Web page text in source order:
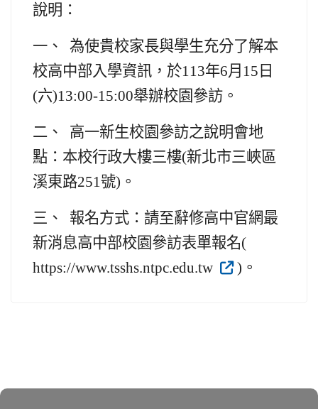
說明：
一、 為使貴校家長與學生充分了解本
校高中部入學資訊，於113年6月15日
(六)13:00-15:00舉辦校園參訪 。
二、 高一新生校園參訪之說明會地
點：本校行政大樓三樓(新北市三峽區
溪東路251號)。
三、 報名方式：請至辭修高中官網最
新消息高中部校園參訪表單報名(
https://www.tsshs.ntpc.edu.tw
)。